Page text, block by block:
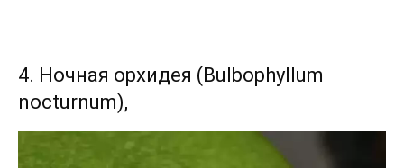
4. Ночная орхидея (Bulbophyllum
nocturnum),